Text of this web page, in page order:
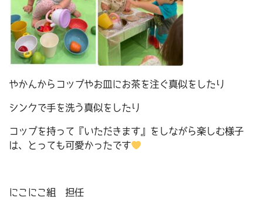
やかんからコップやお皿にお茶を注ぐ真似をしたり
シンクで手を洗う真似をしたり
コップを持って『いただきます』をしながら楽しむ様子
は、とっても可愛かったです
にこにこ組 担任